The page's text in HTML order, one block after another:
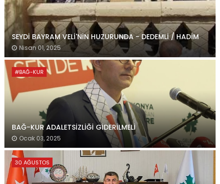
SEYDİ BAYRAM VELİ'NİN HUZURUNDA - DEDEMLİ / HADİM
Nisan 01, 2025
#BAĞ-KUR
BAĞ-KUR ADALETSİZLİĞİ GİDERİLMELİ
Ocak 03, 2025
30 AĞUSTOS